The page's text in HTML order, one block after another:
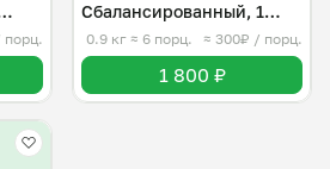
порц.
Сбалансированный, 1
день (1200кк)
0.9 кг ≈ 6 порц. ≈ 300₽ / порц.
1 800 ₽